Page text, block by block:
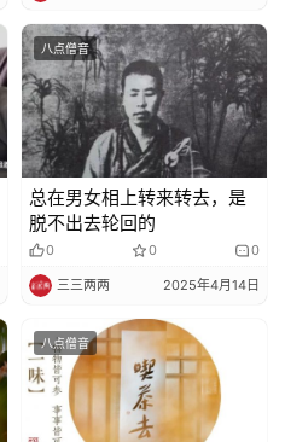
八点僧音
总在男女相上转来转去，是
脱不出去轮回的
0 0 0
三三两两 2025年4月14日
八点僧音